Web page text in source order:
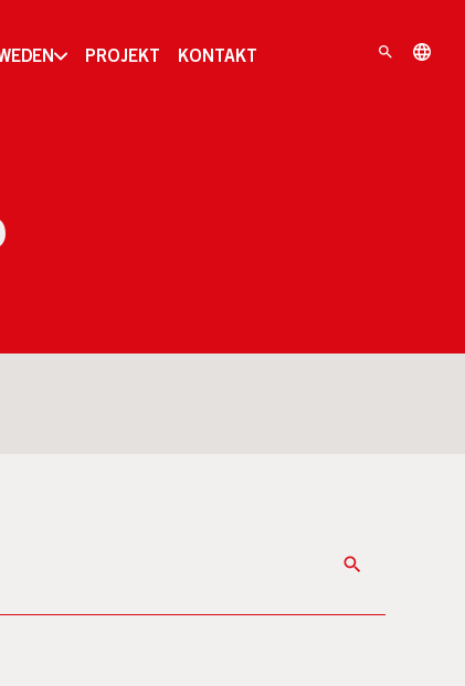
PROJEKT KONTAKT